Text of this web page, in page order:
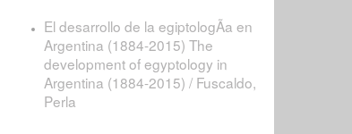
El desarrollo de la egiptologÃ­a en
Argentina (1884-2015) The
development of egyptology in
Argentina (1884-2015) / Fuscaldo,
Perla